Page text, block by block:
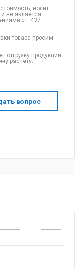
носит
не является
ст. 437
товара просим
отгрузку продукции
расчету.
вопрос